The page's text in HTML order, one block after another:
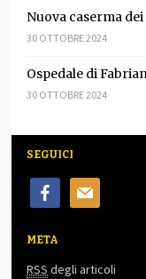
Nuova caserma
30 OTTOBRE 2024
Ospedale di
30 OTTOBRE 2024
SEGUICI
facebookmail
META
RSS degli articoli